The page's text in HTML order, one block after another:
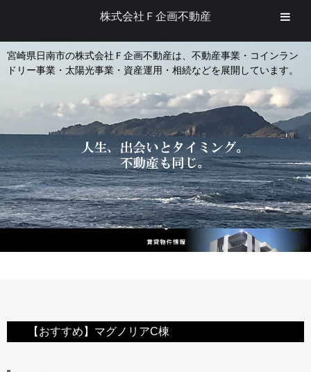
宮崎県日南市の株式会社Ｆ企画不動産は、不動産事業・コインラン
ドリー事業・太陽光事業・資産運用・相続などを展開しています。
【おすすめ】マグノリアC棟
株式会社Ｆ企画不動産